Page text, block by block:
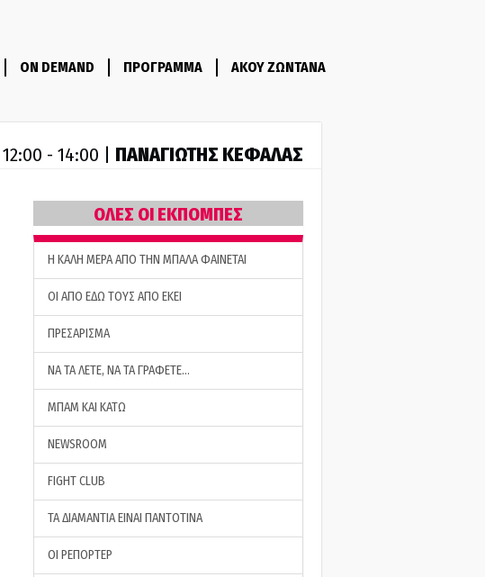
ON DEMAND ΠΡΟΓΡΑΜΜΑ ΑΚΟΥ ΖΩΝΤΑΝΑ
12:00 - 14:00 | ΠΑΝΑΓΙΩΤΗΣ ΚΕΦΑΛΑΣ
ΟΛΕΣ ΟΙ ΕΚΠΟΜΠΕΣ
H ΚΑΛΗ ΜΕΡΑ ΑΠΟ ΤΗΝ ΜΠΑΛΑ ΦΑΙΝΕΤΑΙ
ΟΙ ΑΠΟ ΕΔΩ ΤΟΥΣ ΑΠΟ ΕΚΕΙ
ΠΡΕΣΑΡΙΣΜΑ
ΝΑ ΤΑ ΛΕΤΕ, ΝΑ ΤΑ ΓΡΑΦΕΤΕ…
ΜΠΑΜ ΚΑΙ ΚΑΤΩ
NEWSROOM
FIGHT CLUB
ΤΑ ΔΙΑΜΑΝΤΙΑ ΕΙΝΑΙ ΠΑΝΤΟΤΙΝΑ
ΟΙ ΡΕΠΟΡΤΕΡ